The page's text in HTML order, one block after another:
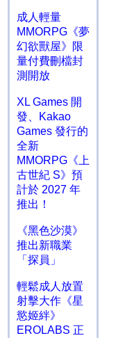
成人輕量
MMORPG《夢
幻欲獸屋》限
量付費刪檔封
測開放
XL Games 開
發、Kakao
Games 發行的
全新
MMORPG《上
古世紀 S》預
計於 2027 年
推出！
《黑色沙漠》
推出新職業
「探員」
輕鬆成人放置
射擊大作《星
慾姬絆》
EROLABS 正